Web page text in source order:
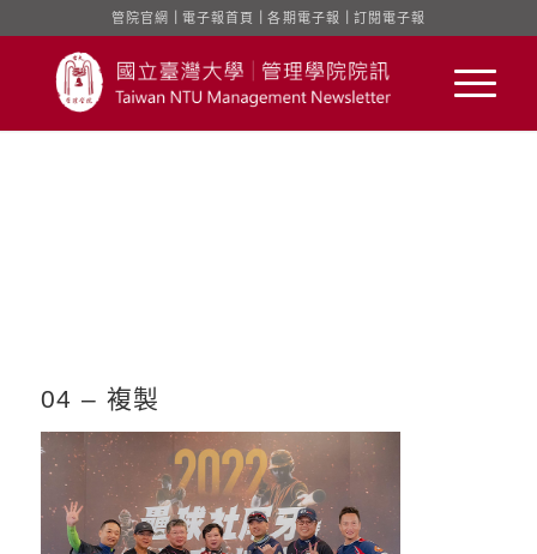
管院官網 電子報首頁 ｜各期電子報 訂閱電子報
04 – 複製